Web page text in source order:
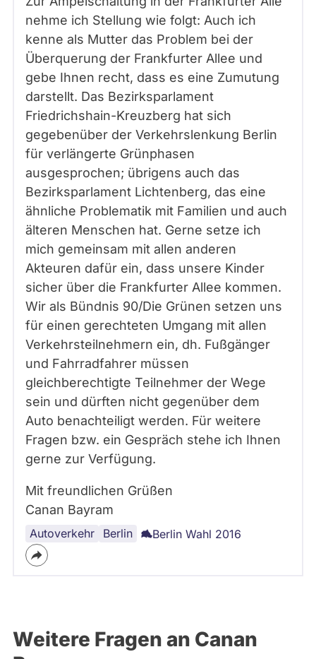
nehme ich Stellung wie folgt: Auch ich
kenne als Mutter das Problem bei der
Überquerung der Frankfurter Allee und
gebe Ihnen recht, dass es eine Zumutung
darstellt. Das Bezirksparlament
Friedrichshain-Kreuzberg hat sich
gegebenüber der Verkehrslenkung Berlin
für verlängerte Grünphasen
ausgesprochen; übrigens auch das
Bezirksparlament Lichtenberg, das eine
ähnliche Problematik mit Familien und auch
älteren Menschen hat. Gerne setze ich
mich gemeinsam mit allen anderen
Akteuren dafür ein, dass unsere Kinder
sicher über die Frankfurter Allee kommen.
Wir als Bündnis 90/Die Grünen setzen uns
für einen gerechteten Umgang mit allen
Verkehrsteilnehmern ein, dh. Fußgänger
und Fahrradfahrer müssen
gleichberechtigte Teilnehmer der Wege
sein und dürften nicht gegenüber dem
Auto benachteiligt werden. Für weitere
Fragen bzw. ein Gespräch stehe ich Ihnen
gerne zur Verfügung.
Mit freundlichen Grüßen
Canan Bayram
Autoverkehr Berlin
Infrastruktur
Verkehr Berlin Wahl 2016
Weitere Fragen an Canan